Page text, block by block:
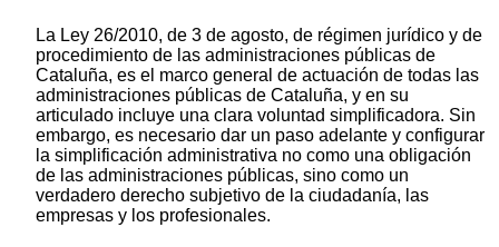
La Ley 26/2010, de 3 de agosto, de régimen jurídico y de
procedimiento de las administraciones públicas de
Cataluña, es el marco general de actuación de todas las
administraciones públicas de Cataluña, y en su
articulado incluye una clara voluntad simplificadora. Sin
embargo, es necesario dar un paso adelante y configurar
la simplificación administrativa no como una obligación
de las administraciones públicas, sino como un
verdadero derecho subjetivo de la ciudadanía, las
empresas y los profesionales.